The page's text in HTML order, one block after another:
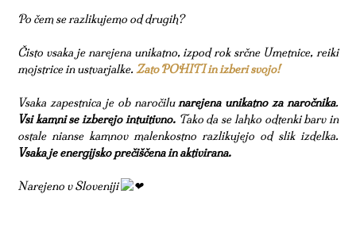
Po čem se razlikujemo od drugih?
Čisto vsaka je narejena unikatno, izpod rok srčne Umetnice, reiki
mojstrice in ustvarjalke.Zato POHITI in izberi svojo!
Vsaka zapestnica je ob naročilunarejena unikatno za naročnika.
Vsi kamni se izberejo intuitivno.Tako da se lahko odtenki barv in
ostale nianse kamnov malenkostno razlikujejo od slik izdelka.
Vsaka je energijsko prečiščena in aktivirana.
Narejeno v Sloveniji